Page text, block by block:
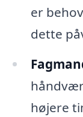
er
dette
højere